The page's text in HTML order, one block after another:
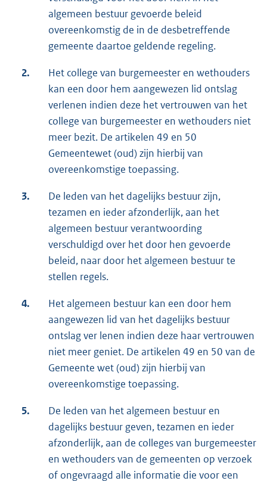
algemeen bestuur gevoerde beleid
overeenkomstig de in de desbetreffende
gemeente daartoe geldende regeling.
2.
Het college van burgemeester en wethouders
kan een door hem aangewezen lid ontslag
verlenen indien deze het vertrouwen van het
college van burgemeester en wethouders niet
meer bezit. De artikelen 49 en 50
Gemeentewet (oud) zijn hierbij van
overeenkomstige toepassing.
3.
De leden van het dagelijks bestuur zijn,
tezamen en ieder afzonderlijk, aan het
algemeen bestuur verantwoording
verschuldigd over het door hen gevoerde
beleid, naar door het algemeen bestuur te
stellen regels.
4.
Het algemeen bestuur kan een door hem
aangewezen lid van het dagelijks bestuur
ontslag ver­ lenen indien deze haar vertrouwen
niet meer geniet. De artikelen 49 en 50 van de
Gemeente­ wet (oud) zijn hierbij van
overeenkomstige toepassing.
5.
De leden van het algemeen bestuur en
dagelijks bestuur geven, tezamen en ieder
afzonderlijk, aan de colleges van burgemeester
en wethouders van de gemeenten op verzoek
of ongevraagd alle informatie die voor een